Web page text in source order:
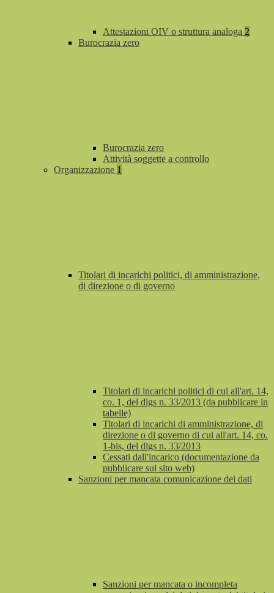
Attestazioni OIV o struttura analoga 2
Burocrazia zero
Burocrazia zero
Attività soggette a controllo
Organizzazione 1
Titolari di incarichi politici, di amministrazione,
di direzione o di governo
Titolari di incarichi politici di cui all'art. 14,
co. 1, del dlgs n. 33/2013 (da pubblicare in
tabelle)
Titolari di incarichi di amministrazione, di
direzione o di governo di cui all'art. 14, co.
1-bis, del dlgs n. 33/2013
Cessati dall'incarico (documentazione da
pubblicare sul sito web)
Sanzioni per mancata comunicazione dei dati
Sanzioni per mancata o incompleta